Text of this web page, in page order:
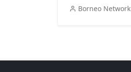
Borneo Network